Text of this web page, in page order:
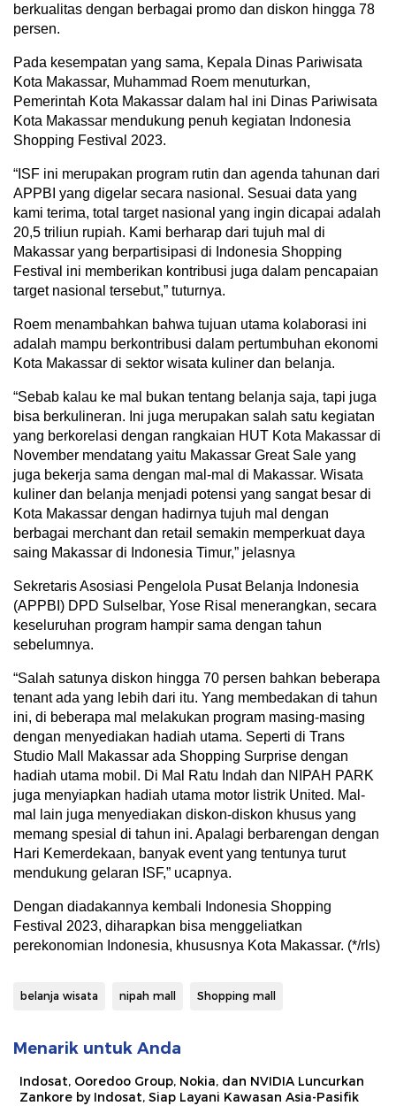
berkualitas dengan berbagai promo dan diskon hingga 78
persen.
Pada kesempatan yang sama, Kepala Dinas Pariwisata
Kota Makassar, Muhammad Roem menuturkan,
Pemerintah Kota Makassar dalam hal ini Dinas Pariwisata
Kota Makassar mendukung penuh kegiatan Indonesia
Shopping Festival 2023.
“ISF ini merupakan program rutin dan agenda tahunan dari
APPBI yang digelar secara nasional. Sesuai data yang
kami terima, total target nasional yang ingin dicapai adalah
20,5 triliun rupiah. Kami berharap dari tujuh mal di
Makassar yang berpartisipasi di Indonesia Shopping
Festival ini memberikan kontribusi juga dalam pencapaian
target nasional tersebut,” tuturnya.
Roem menambahkan bahwa tujuan utama kolaborasi ini
adalah mampu berkontribusi dalam pertumbuhan ekonomi
Kota Makassar di sektor wisata kuliner dan belanja.
“Sebab kalau ke mal bukan tentang belanja saja, tapi juga
bisa berkulineran. Ini juga merupakan salah satu kegiatan
yang berkorelasi dengan rangkaian HUT Kota Makassar di
November mendatang yaitu Makassar Great Sale yang
juga bekerja sama dengan mal-mal di Makassar. Wisata
kuliner dan belanja menjadi potensi yang sangat besar di
Kota Makassar dengan hadirnya tujuh mal dengan
berbagai merchant dan retail semakin memperkuat daya
saing Makassar di Indonesia Timur,” jelasnya
Sekretaris Asosiasi Pengelola Pusat Belanja Indonesia
(APPBI) DPD Sulselbar, Yose Risal menerangkan, secara
keseluruhan program hampir sama dengan tahun
sebelumnya.
“Salah satunya diskon hingga 70 persen bahkan beberapa
tenant ada yang lebih dari itu. Yang membedakan di tahun
ini, di beberapa mal melakukan program masing-masing
dengan menyediakan hadiah utama. Seperti di Trans
Studio Mall Makassar ada Shopping Surprise dengan
hadiah utama mobil. Di Mal Ratu Indah dan NIPAH PARK
juga menyiapkan hadiah utama motor listrik United. Mal-
mal lain juga menyediakan diskon-diskon khusus yang
memang spesial di tahun ini. Apalagi berbarengan dengan
Hari Kemerdekaan, banyak event yang tentunya turut
mendukung gelaran ISF,” ucapnya.
Dengan diadakannya kembali Indonesia Shopping
Festival 2023, diharapkan bisa menggeliatkan
perekonomian Indonesia, khususnya Kota Makassar. (*/rls)
belanja wisata nipah mall Shopping mall
Menarik untuk Anda
Indosat, Ooredoo Group, Nokia, dan NVIDIA Luncurkan
Zankore by Indosat, Siap Layani Kawasan Asia-Pasifik